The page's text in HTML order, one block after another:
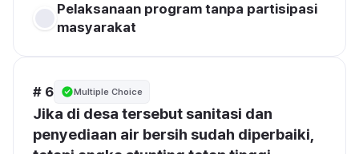
Pelaksanaan program tanpa partisipasi
masyarakat
# 6 Multiple Choice
Jika di desa tersebut sanitasi dan
penyediaan air bersih sudah diperbaiki,